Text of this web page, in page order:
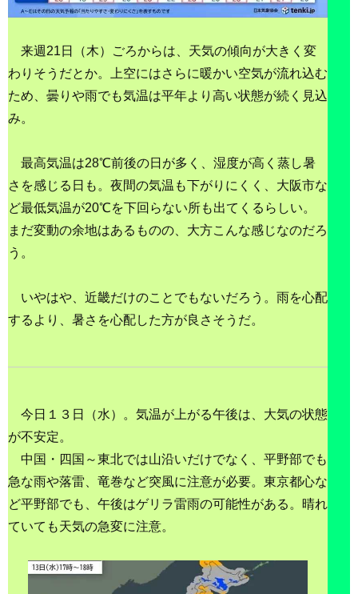
来週21日（木）ごろからは、天気の傾向が大きく変
わりそうだとか。上空にはさらに暖かい空気が流れ込む
ため、曇りや雨でも気温は平年より高い状態が続く見込
み。
最高気温は28℃前後の日が多く、湿度が高く蒸し暑
さを感じる日も。夜間の気温も下がりにくく、大阪市な
ど最低気温が20℃を下回らない所も出てくるらしい。
まだ変動の余地はあるものの、大方こんな感じなのだろ
う。
いやはや、近畿だけのことでもないだろう。雨を心配
するより、暑さを心配した方が良さそうだ。
今日１３日（水）。気温が上がる午後は、大気の状態
が不安定。
中国・四国～東北では山沿いだけでなく、平野部でも
急な雨や落雷、竜巻など突風に注意が必要。東京都心な
ど平野部でも、午後はゲリラ雷雨の可能性がある。晴れ
ていても天気の急変に注意。